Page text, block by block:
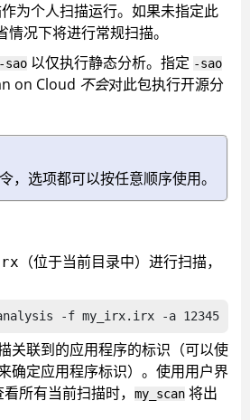
为个人扫描运行。如果未指定此
情况下将进行常规扫描。
-sao 以仅执行静态分析。指定 -sao
on Cloud 不会对此包执行开源分
，选项都可以按任意顺序使用。
（位于当前目录中）进行扫描，
-f my_irx.irx -a 12345 -n
关联到的应用程序的标识（可以使
确定应用程序标识）。使用用户界
所有当前扫描时， my_scan 将出